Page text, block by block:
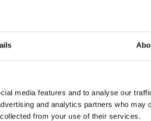
media features and to analyse our
and analytics partners who may
from your use of their services.
korvaa